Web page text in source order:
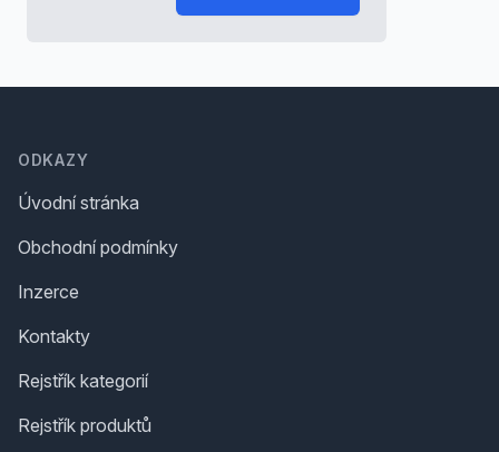
ODKAZY
Úvodní stránka
Obchodní podmínky
Inzerce
Kontakty
Rejstřík kategorií
Rejstřík produktů